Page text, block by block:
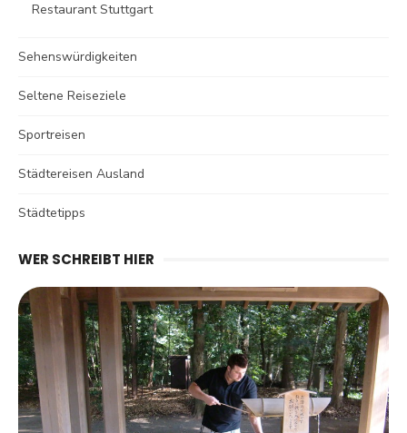
Restaurant Stuttgart
Sehenswürdigkeiten
Seltene Reiseziele
Sportreisen
Städtereisen Ausland
Städtetipps
WER SCHREIBT HIER